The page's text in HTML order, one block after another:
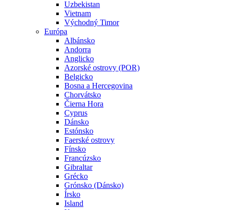
Uzbekistan
Vietnam
Východný Timor
Európa
Albánsko
Andorra
Anglicko
Azorské ostrovy (POR)
Belgicko
Bosna a Hercegovina
Chorvátsko
Čierna Hora
Cyprus
Dánsko
Estónsko
Faerské ostrovy
Fínsko
Francúzsko
Gibraltar
Grécko
Grónsko (Dánsko)
Írsko
Island